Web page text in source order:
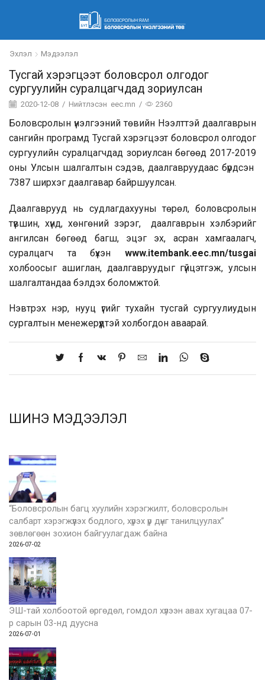
Эхлэл Мэдээлэл
Тусгай хэрэгцээт боловсрол олгодог
сургуулийн суралцагчдад зориулсан
2020-12-08 / Нийтлэсэн eec.mn / 2360
Боловсролын үнэлгээний төвийн Нээлттэй даалгаврын
сангийн програмд Тусгай хэрэгцээт боловсрол олгодог
сургуулийн суралцагчдад зориулсан бөгөөд 2017-2019
оны Улсын шалгалтын сэдэв, даалгавруудаас бүрдсэн
7387 ширхэг даалгавар байршуулсан.
Даалгаврууд нь судлагдахууны төрөл, боловсролын
түвшин, хүнд, хөнгөний зэрэг, даалгаврын хэлбэрийг
ангилсан бөгөөд багш, эцэг эх, асран хамгаалагч,
суралцагч та бүхэн www.itembank.eec.mn/tusgai
холбоосыг ашиглан, даалгавруудыг гүйцэтгэж, улсын
шалгалтандаа бэлдэх боломжтой.
Нэвтрэх нэр, нууц үгийг тухайн тусгай сургуулиудын
сургалтын менежерүүдтэй холбогдон аваарай.
ШИНЭ МЭДЭЭЛЭЛ
“Боловсролын багц хуулийн хэрэгжилт, боловсролын
салбарт хэрэгжүүлэх бодлого, хүрэх үр дүнг танилцуулах”
зөвлөгөөн зохион байгуулагдаж байна
2026-07-02
ЭШ-тай холбоотой өргөдөл, гомдол хүлээн авах хугацаа 07-
р сарын 03-нд дуусна
2026-07-01